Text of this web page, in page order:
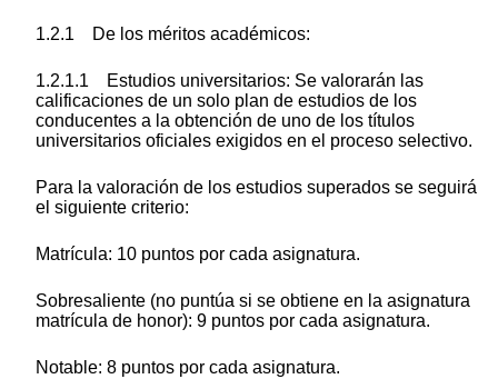
1.2.1 De los méritos académicos:
1.2.1.1 Estudios universitarios: Se valorarán las
calificaciones de un solo plan de estudios de los
conducentes a la obtención de uno de los títulos
universitarios oficiales exigidos en el proceso selectivo.
Para la valoración de los estudios superados se seguirá
el siguiente criterio:
Matrícula: 10 puntos por cada asignatura.
Sobresaliente (no puntúa si se obtiene en la asignatura
matrícula de honor): 9 puntos por cada asignatura.
Notable: 8 puntos por cada asignatura.